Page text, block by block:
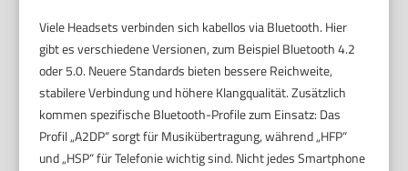
Viele Headsets verbinden sich kabellos via Bluetooth. Hier
gibt es verschiedene Versionen, zum Beispiel Bluetooth 4.2
oder 5.0. Neuere Standards bieten bessere Reichweite,
stabilere Verbindung und höhere Klangqualität. Zusätzlich
kommen spezifische Bluetooth-Profile zum Einsatz: Das
Profil „A2DP“ sorgt für Musikübertragung, während „HFP“
und „HSP“ für Telefonie wichtig sind. Nicht jedes Smartphone